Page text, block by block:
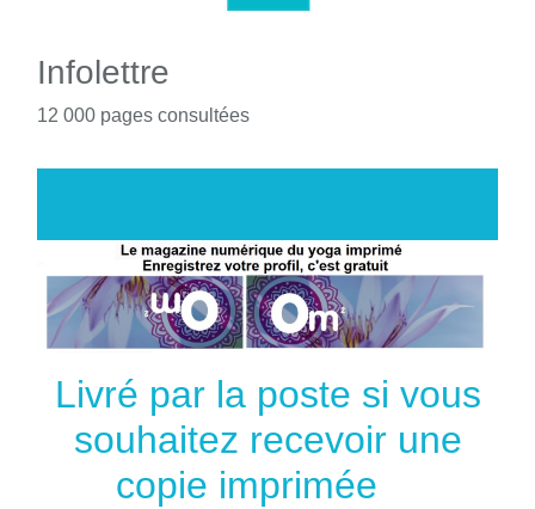
Infolettre
12 000 pages consultées
Livré par la poste si vous
souhaitez recevoir une
copie imprimée